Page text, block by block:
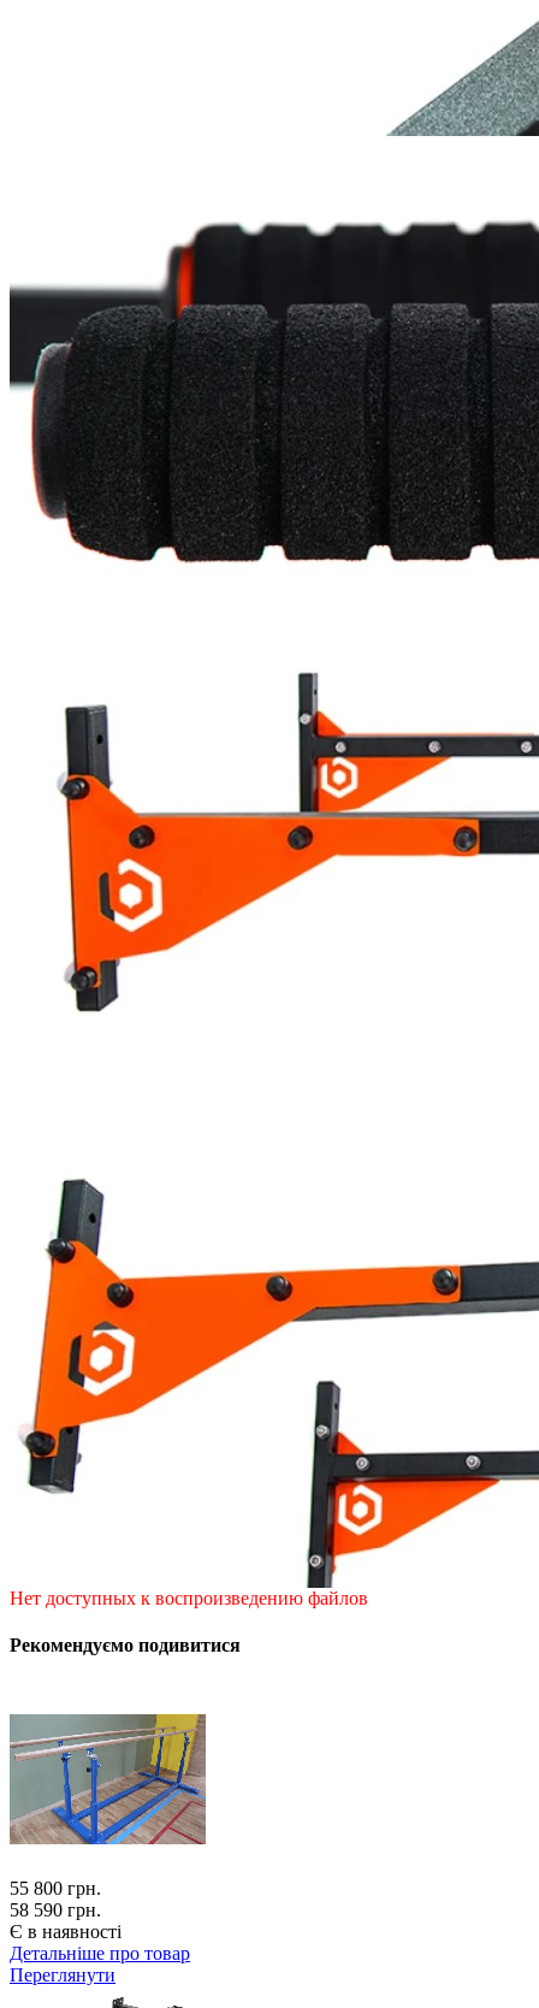
Нет доступных к воспроизведению файлов
Рекомендуємо подивитися
55 800 грн.
58 590 грн.
Є в наявності
Детальніше про товар
Переглянути